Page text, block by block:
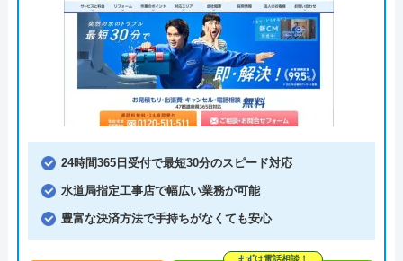
24時間365日受付で最短30分のスピード対応
水道局指定工事店で幅広い業務が可能
豊富な決済方法で手持ちがなくても安心
まずは電話相談！